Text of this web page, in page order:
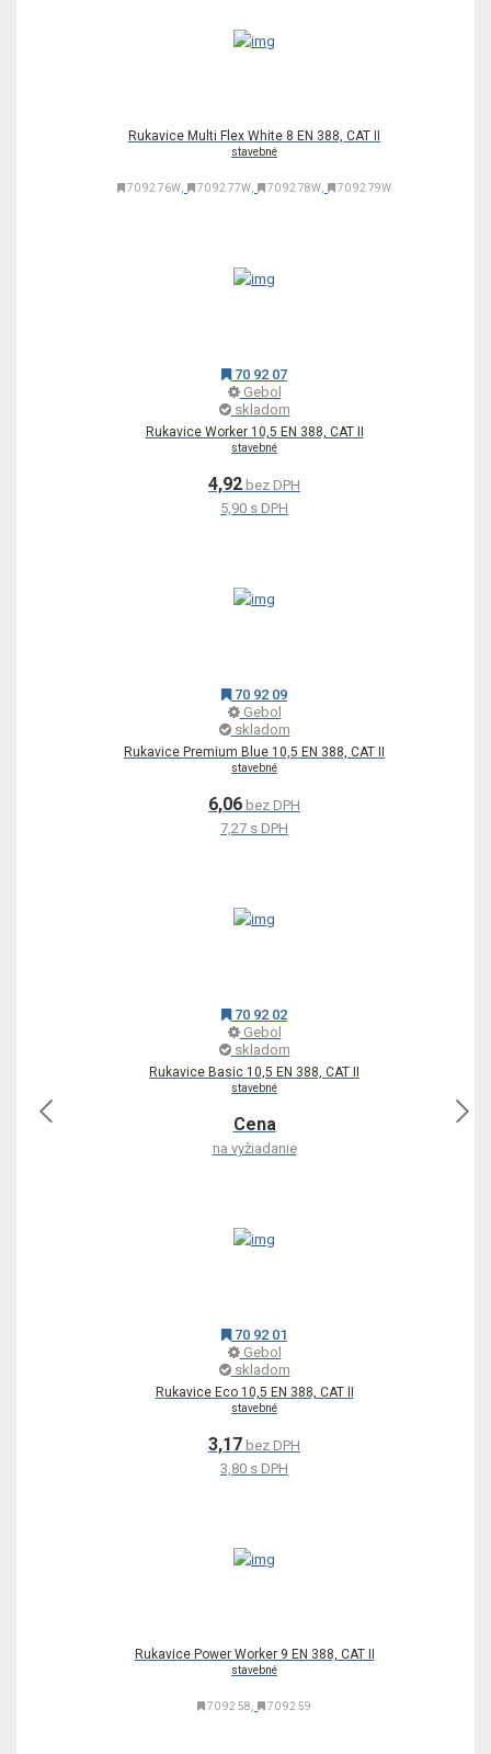
Rukavice Multi Flex White 8 EN 388, CAT II
stavebné
70 92 76W, 70 92 77W, 70 92 78W, 70 92 79W
70 92 07
Gebol
skladom
Rukavice Worker 10,5 EN 388, CAT II
stavebné
4,92 bez DPH
5,90 s DPH
70 92 09
Gebol
skladom
Rukavice Premium Blue 10,5 EN 388, CAT II
stavebné
6,06 bez DPH
7,27 s DPH
70 92 02
Gebol
skladom
Rukavice Basic 10,5 EN 388, CAT II
stavebné
Cena
na vyžiadanie
70 92 01
Gebol
skladom
Rukavice Eco 10,5 EN 388, CAT II
stavebné
3,17 bez DPH
3,80 s DPH
Rukavice Power Worker 9 EN 388, CAT II
stavebné
70 92 58, 70 92 59